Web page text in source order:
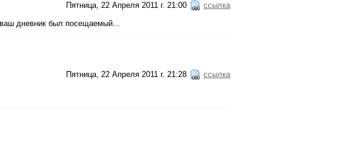
Пятница, 22 Апреля 2011 г. 21:00 ссылка
дневник был посещаемый...
Пятница, 22 Апреля 2011 г. 21:28 ссылка